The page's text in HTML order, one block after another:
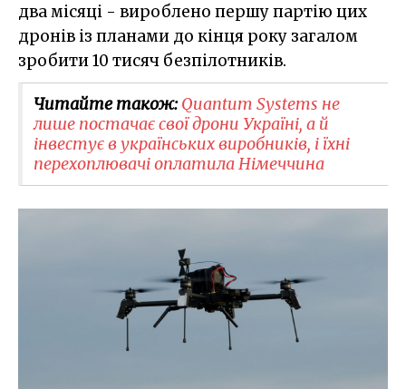
два місяці - вироблено першу партію цих
дронів із планами до кінця року загалом
зробити 10 тисяч безпілотників.
Читайте також:Quantum Systems не
лише постачає свої дрони Україні, а й
інвестує в українських виробників, і їхні
перехоплювачі оплатила Німеччина